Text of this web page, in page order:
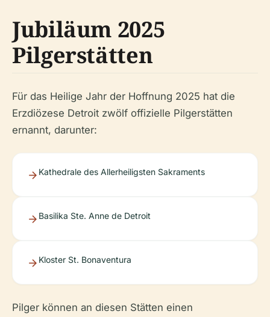
Jubiläum 2025
Pilgerstätten
Für das Heilige Jahr der Hoffnung 2025 hat die
Erzdiözese Detroit zwölf offizielle Pilgerstätten
ernannt, darunter:
Kathedrale des Allerheiligsten Sakraments
Basilika Ste. Anne de Detroit
Kloster St. Bonaventura
Pilger können an diesen Stätten einen